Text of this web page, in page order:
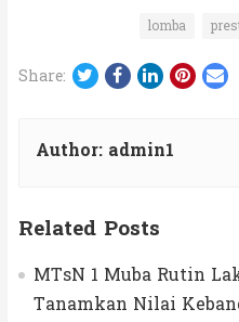
lomba
Share: Twitter
Facebook
LinkedIn
Author: admin1
Related Posts
MTsN 1 Muba Rutin
Tanamkan Nilai